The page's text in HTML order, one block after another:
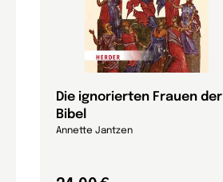
Die ignorierten Frauen der
Bibel
Annette Jantzen